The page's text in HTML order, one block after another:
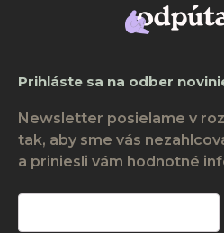
Prihláste sa na odber
Newsletter posielame v
tak, aby sme vás
a priniesli vám hodnotné